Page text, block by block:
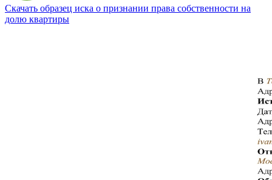
Скачать образец иска о признании права собственности на
долю квартиры